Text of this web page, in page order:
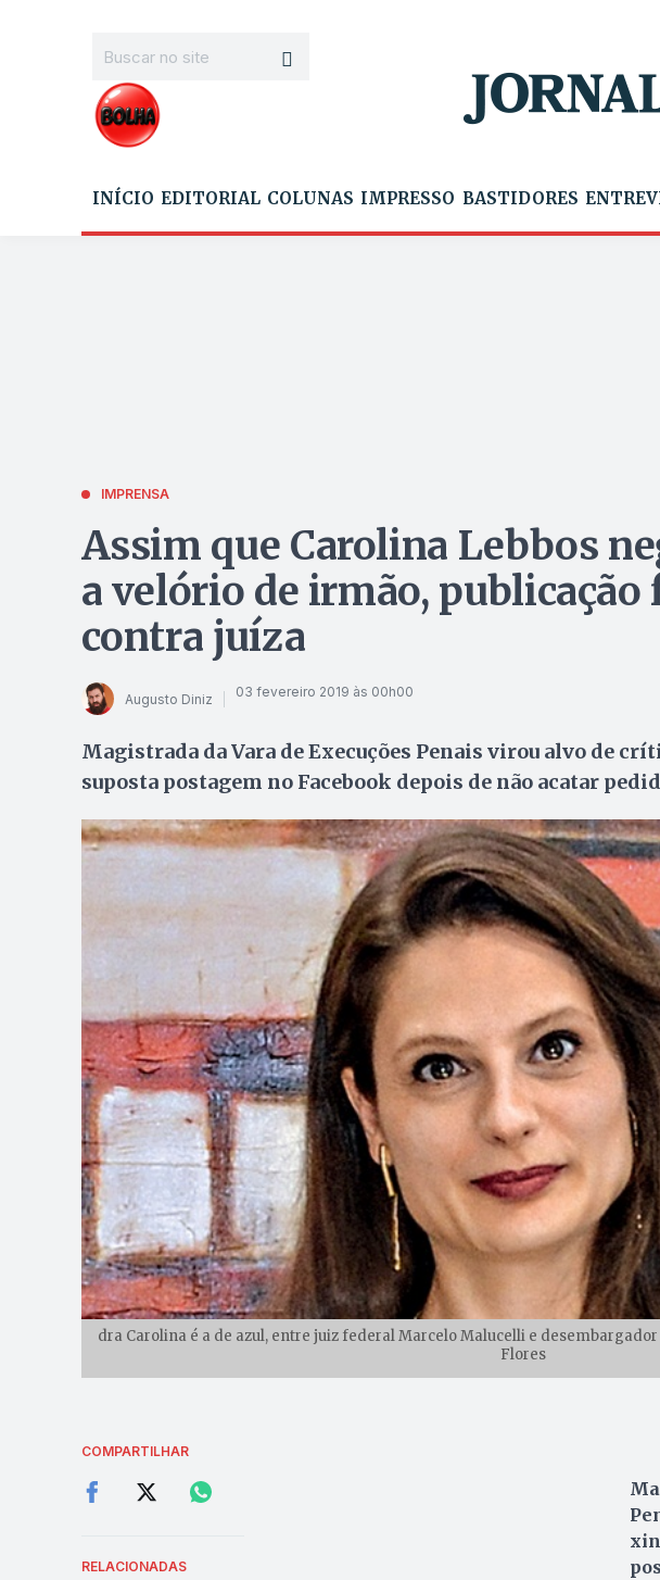
INÍCIO EDITORIAL COLUNAS IMPRESSO BASTIDORES
IMPRENSA
Assim que Carolina Lebbos
a velório de irmão, publicação
contra juíza
Augusto Diniz 03 fevereiro 2019 às 00h00
Magistrada da Vara de Execuções Penais virou alvo de
suposta postagem no Facebook depois de não acatar
dra Carolina é a de azul, entre juiz federal Marcelo Malucelli e
Flores
COMPARTILHAR
RELACIONADAS